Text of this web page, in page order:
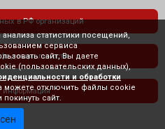
в РФ организаций
информация
статистики посещений,
сервиса
сайт, Вы даете
(пользовательских данных),
и обработки
можете отключить файлы cookie
сайт.